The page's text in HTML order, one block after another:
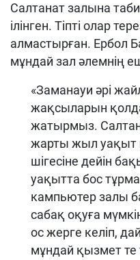
Салтанат залына
ілінген. Тіпті олар
алмастырған. Ербол
мұндай зал әлемнің
«Заманауи әрі
жақсыларын
жатырмыз.
жарты жыл уақыт
шігесіне дейін
уақытта бос
кампьютер залы
сабақ оқуға
ос жерге келіп,
мұндай қызмет те